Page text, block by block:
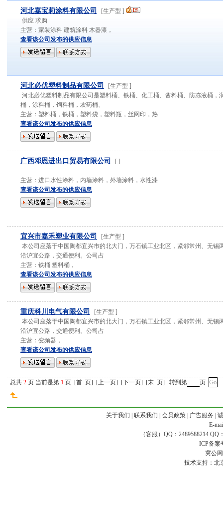
河北嘉宝莉涂料有限公司 [生产型 ]
供应 求购
主营： 家装涂料 建筑涂料 木器漆，
查看该公司发布的供应信息
河北必优塑料制品有限公司 [生产型 ]
河北必优塑料制品有限公司是塑料桶、铁桶、化工桶、酱料桶、防冻液桶，
桶，涂料桶，饲料桶，农药桶、
主营： 塑料桶，铁桶，塑料袋，塑料瓶，丝网印，热
查看该公司发布的供应信息
广西邓恩进出口贸易有限公司 [ ]
主营： 进口水性涂料，内墙涂料，外墙涂料，水性漆
查看该公司发布的供应信息
宜兴市嘉禾塑业有限公司 [生产型 ]
本公司座落于中国陶都宜兴市的北大门，万石镇工业北区，紧邻常州、无锡
沿沪宜公路，交通便利。公司占
主营： 铁桶 塑料桶，
查看该公司发布的供应信息
重庆科川电气有限公司 [生产型 ]
本公司座落于中国陶都宜兴市的北大门，万石镇工业北区，紧邻常州、无锡
沿沪宜公路，交通便利。公司占
主营： 变频器，
查看该公司发布的供应信息
总共 2 页 当前是第 1 页 [首 页] [上一页] [下一页] [末 页] 转到第 页
关于我们 联系我们 会员政策| 广告服务
E-
（客服）QQ：2489588214 QQ
ICP备案
冀公
技术支持： 北